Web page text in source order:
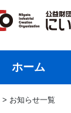
ホーム
> お知らせ一覧